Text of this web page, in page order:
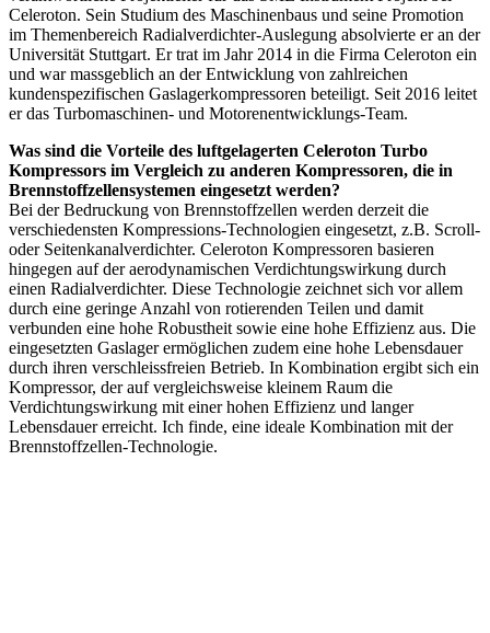
Celeroton. Sein Studium des Maschinenbaus und seine Promotion
im Themenbereich Radialverdichter-Auslegung absolvierte er an der
Universität Stuttgart. Er trat im Jahr 2014 in die Firma Celeroton ein
und war massgeblich an der Entwicklung von zahlreichen
kundenspezifischen Gaslagerkompressoren beteiligt. Seit 2016 leitet
er das Turbomaschinen- und Motorenentwicklungs-Team.
Was sind die Vorteile des luftgelagerten Celeroton Turbo
Kompressors im Vergleich zu anderen Kompressoren, die in
Brennstoffzellensystemen eingesetzt werden?
Bei der Bedruckung von Brennstoffzellen werden derzeit die
verschiedensten Kompressions-Technologien eingesetzt, z.B. Scroll-
oder Seitenkanalverdichter. Celeroton Kompressoren basieren
hingegen auf der aerodynamischen Verdichtungswirkung durch
einen Radialverdichter. Diese Technologie zeichnet sich vor allem
durch eine geringe Anzahl von rotierenden Teilen und damit
verbunden eine hohe Robustheit sowie eine hohe Effizienz aus. Die
eingesetzten Gaslager ermöglichen zudem eine hohe Lebensdauer
durch ihren verschleissfreien Betrieb. In Kombination ergibt sich ein
Kompressor, der auf vergleichsweise kleinem Raum die
Verdichtungswirkung mit einer hohen Effizienz und langer
Lebensdauer erreicht. Ich finde, eine ideale Kombination mit der
Brennstoffzellen-Technologie.